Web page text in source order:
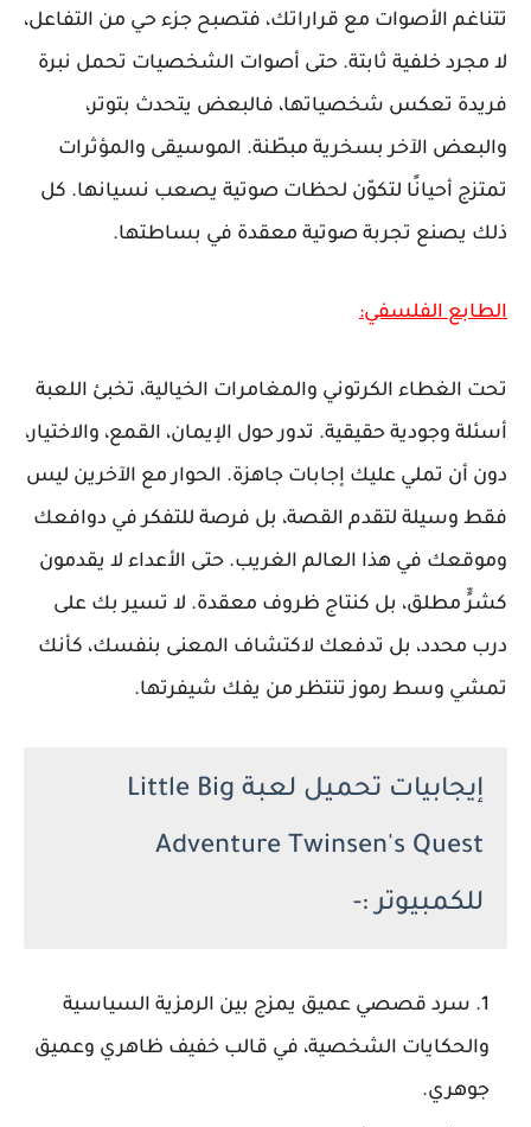
تتناغم الأصوات مع قراراتك، فتصبح جزء حي من التفاعل،
لا مجرد خلفية ثابتة. حتى أصوات الشخصيات تحمل نبرة
فريدة تعكس شخصياتها، فالبعض يتحدث بتوتر،
والبعض الآخر بسخرية مبطّنة. الموسيقى والمؤثرات
تمتزج أحيانًا لتكوّن لحظات صوتية يصعب نسيانها. كل
ذلك يصنع تجربة صوتية معقدة في بساطتها.
الطابع الفلسفي:
تحت الغطاء الكرتوني والمغامرات الخيالية، تخبئ اللعبة
أسئلة وجودية حقيقية. تدور حول الإيمان، القمع، والاختيار،
دون أن تملي عليك إجابات جاهزة. الحوار مع الآخرين ليس
فقط وسيلة لتقدم القصة، بل فرصة للتفكر في دوافعك
وموقعك في هذا العالم الغريب. حتى الأعداء لا يقدمون
كشرٍّ مطلق، بل كنتاج ظروف معقدة. لا تسير بك على
درب محدد، بل تدفعك لاكتشاف المعنى بنفسك، كأنك
تمشي وسط رموز تنتظر من يفك شيفرتها.
إيجابيات تحميل لعبة Little Big
Adventure Twinsen's Quest
للكمبيوتر :-
سرد قصصي عميق يمزج بين الرمزية السياسية
والحكايات الشخصية، في قالب خفيف ظاهري وعميق
جوهري.